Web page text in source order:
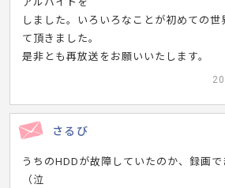
しました。いろいろなことが初めての
て頂きました。
是非とも再放送をお願いいたします。
さるび
うちのHDDが故障していたのか、録画
（泣